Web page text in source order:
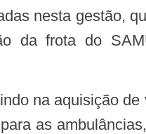
da frota do
na aquisição
as